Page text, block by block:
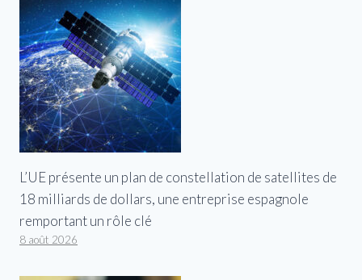
L’UE présente un plan de constellation de satellites de
18 milliards de dollars, une entreprise espagnole
remportant un rôle clé
8 août 2026